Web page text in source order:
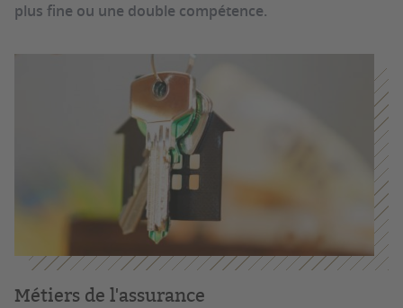
plus fine ou une double compétence.
Métiers de l'assurance